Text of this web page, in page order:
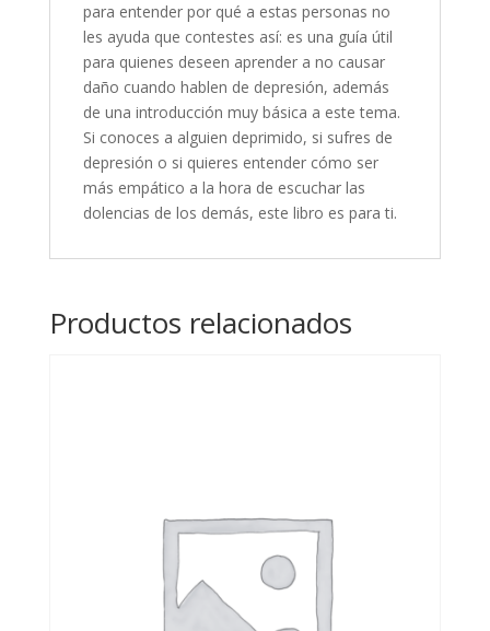
para entender por qué a estas personas no
les ayuda que contestes así: es una guía útil
para quienes deseen aprender a no causar
daño cuando hablen de depresión, además
de una introducción muy básica a este tema.
Si conoces a alguien deprimido, si sufres de
depresión o si quieres entender cómo ser
más empático a la hora de escuchar las
dolencias de los demás, este libro es para ti.
Productos relacionados